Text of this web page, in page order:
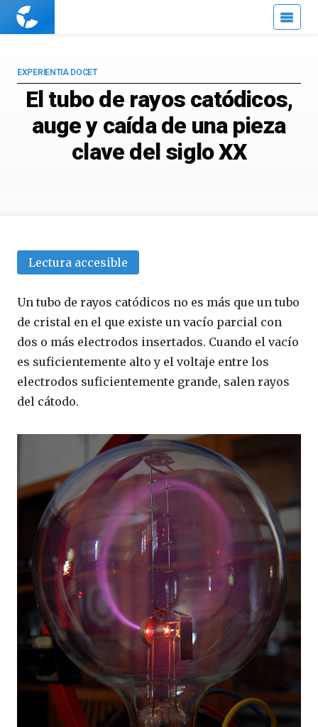
Cuaderno
El tubo de rayos catódicos,
auge y caída de una pieza
clave del siglo XX
EXPERIENTIA DOCET
Lectura accesible
Un tubo de rayos catódicos no es más que un tubo
de cristal en el que existe un vacío parcial con
dos o más electrodos insertados. Cuando el vacío
es suficientemente alto y el voltaje entre los
electrodos suficientemente grande, salen rayos
del cátodo.